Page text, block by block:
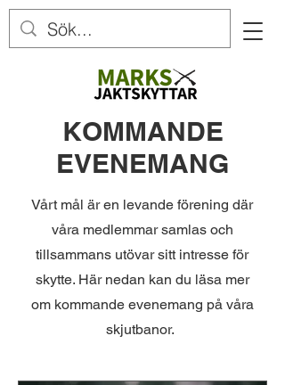
KOMMANDE
EVENEMANG
Vårt mål är en levande förening där
våra medlemmar samlas och
tillsammans utövar sitt intresse för
skytte. Här nedan kan du läsa mer
om kommande evenemang på våra
skjutbanor.